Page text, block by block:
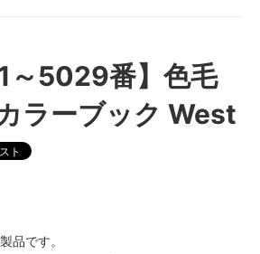
～5029番】色毛
ラーブック West
品です。